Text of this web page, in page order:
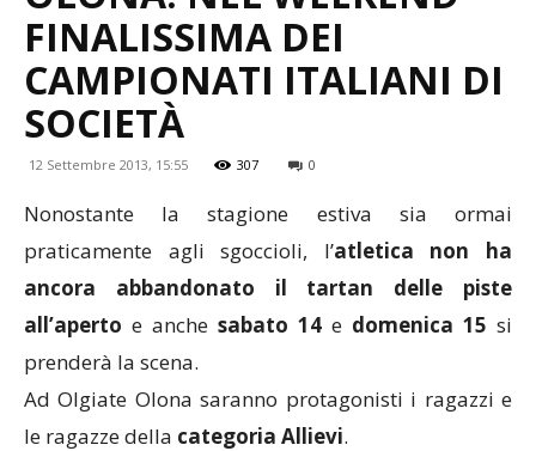
FINALISSIMA DEI
CAMPIONATI ITALIANI DI
SOCIETÀ
12 Settembre 2013, 15:55 307 0
Nonostante la stagione estiva sia ormai
praticamente agli sgoccioli, l’atletica non ha
ancora abbandonato il tartan delle piste
all’aperto e anche sabato 14 e domenica 15 si
prenderà la scena.
Ad Olgiate Olona saranno protagonisti i ragazzi e
le ragazze della categoria Allievi.